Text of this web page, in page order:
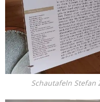
Schautafeln Stefan